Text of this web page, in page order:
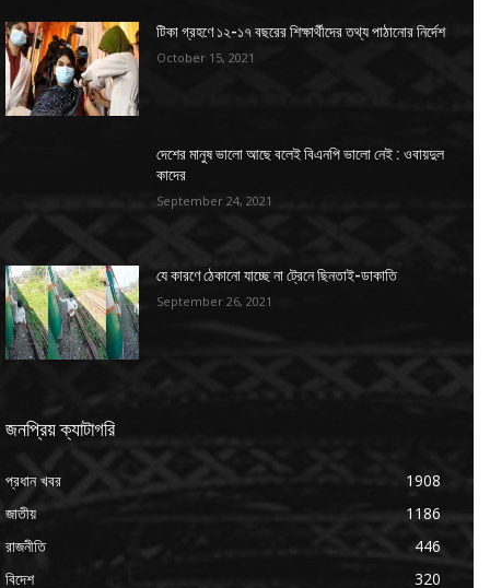
টিকা গ্রহণে ১২-১৭ বছরের শিক্ষার্থীদের তথ্য পাঠানোর নির্দেশ
October 15, 2021
দেশের মানুষ ভালো আছে বলেই বিএনপি ভালো নেই : ওবায়দুল
কাদের
September 24, 2021
যে কারণে ঠেকানো যাচ্ছে না ট্রেনে ছিনতাই-ডাকাতি
September 26, 2021
জনপ্রিয় ক্যাটাগরি
প্রধান খবর
1908
জাতীয়
1186
রাজনীতি
446
বিদেশ
320